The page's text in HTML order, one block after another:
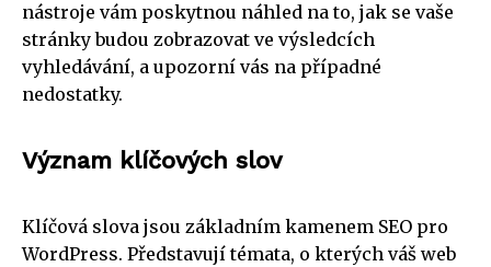
nástroje vám poskytnou náhled na to, jak se vaše
stránky budou zobrazovat ve výsledcích
vyhledávání, a upozorní vás na případné
nedostatky.
Význam klíčových slov
Klíčová slova jsou základním kamenem SEO pro
WordPress. Představují témata, o kterých váš web